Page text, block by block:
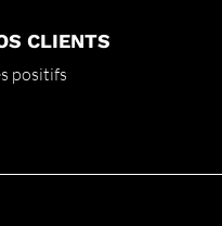
CLIENTS
positifs